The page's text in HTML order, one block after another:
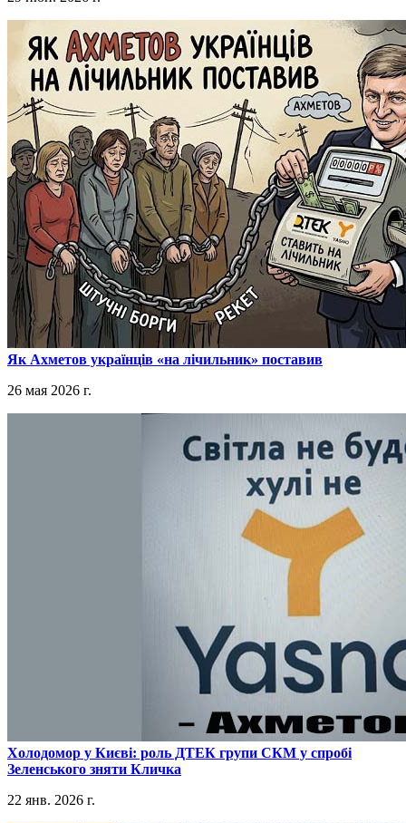
​Як Ахметов українців «на лічильник» поставив
26 мая 2026 г.
​Холодомор у Києві: роль ДТЕК групи СКМ у спробі
Зеленського зняти Кличка
22 янв. 2026 г.